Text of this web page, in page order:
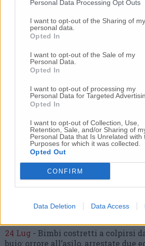
Personal Data Processing Opt Outs
I want to opt-out of the Sharing of my
personal data.
Opted In
I want to opt-out of the Sale of my
Personal Data.
Opted In
I want to opt-out of processing my
Personal Data for Targeted
Opted In
I want to opt-out of Collection, Use,
Retention, Sale, and/or Sharing of
Personal Data that Is Unrelated with
Purposes for which it was collected.
Opted Out
CONFIRM
Data Deletion Data Access
Commenti
Nessun commento presente
Commenta
Commenta
24 Lug - Bimbi costretti a colpirsi
buio: orrore all’asilo, arrestate due